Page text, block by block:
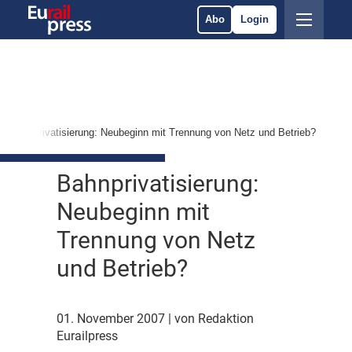
Abo Login
Bahnprivatisierung: Neubeginn mit Trennung von Netz und Betrieb?
Bahnprivatisierung:
Neubeginn mit
Trennung von Netz
und Betrieb?
01. November 2007
| von Redaktion
Eurailpress